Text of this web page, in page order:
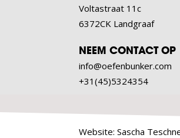
Voltastraat 11c
6372CK Landgraaf
NEEM CONTACT OP
info@oefenbunker.com
+31(45)5324354
Website: Sascha